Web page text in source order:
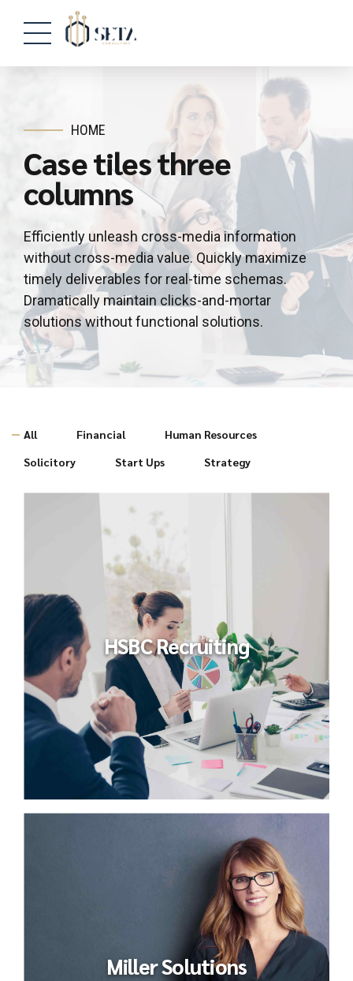
HOME
Case tiles three
columns
Efficiently unleash cross-media information
without cross-media value. Quickly maximize
timely deliverables for real-time schemas.
Dramatically maintain clicks-and-mortar
solutions without functional solutions.
All Financial
Human Resources
Solicitory
Start Ups Strategy
HSBC Recruiting
Miller Solutions